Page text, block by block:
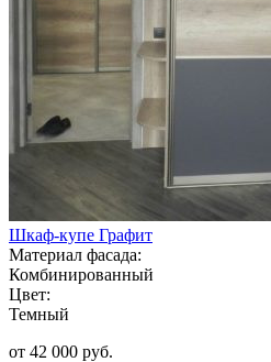
Шкаф-купе Графит
Материал фасада:
Комбинированный
Цвет:
Темный
от 42 000 руб.